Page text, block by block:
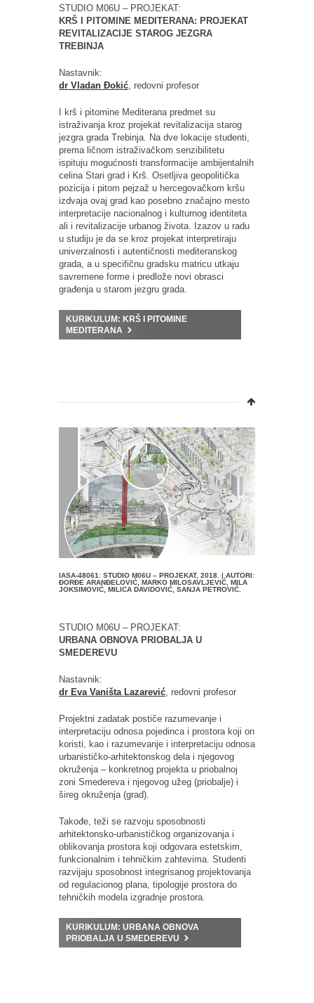
STUDIO M06U – PROJEKAT:
KRŠ I PITOMINE MEDITERANA: PROJEKAT
REVITALIZACIJE STAROG JEZGRA
TREBINJA
Nastavnik:
dr Vladan Đokić , redovni profesor
I krš i pitomine Mediterana predmet su
istraživanja kroz projekat revitalizacija starog
jezgra grada Trebinja. Na dve lokacije studenti,
prema ličnom istraživačkom senzibilitetu
ispituju mogućnosti transformacije ambijentalnih
celina Stari grad i Krš. Osetljiva geopolitička
pozicija i pitom pejzaž u hercegovačkom kršu
izdvaja ovaj grad kao posebno značajno mesto
interpretacije nacionalnog i kulturnog identiteta
ali i revitalizacije urbanog života. Izazov u radu
u studiju je da se kroz projekat interpretiraju
univerzalnosti i autentičnosti mediteranskog
grada, a u specifičnu gradsku matricu utkaju
savremene forme i predlože novi obrasci
građenja u starom jezgru grada.
KURIKULUM: KRŠ I PITOMINE
MEDITERANA
IASA-48061: STUDIO M06U – PROJEKAT, 2018. | AUTORI:
ĐORĐE ARANĐELOVIĆ, MARKO MILOSAVLJEVIĆ, MILA
JOKSIMOVIĆ, MILICA DAVIDOVIĆ, SANJA PETROVIĆ.
STUDIO M06U – PROJEKAT:
URBANA OBNOVA PRIOBALJA U
SMEDEREVU
Nastavnik:
dr Eva Vaništa Lazarević, redovni profesor
Projektni zadatak postiče razumevanje i
interpretaciju odnosa pojedinca i prostora koji on
koristi, kao i razumevanje i interpretaciju odnosa
urbanističko-arhitektonskog dela i njegovog
okruženja – konkretnog projekta u priobalnoj
zoni Smedereva i njegovog užeg (priobalje) i
šireg okruženja (grad).
Takođe, teži se razvoju sposobnosti
arhitektonsko-urbanističkog organizovanja i
oblikovanja prostora koji odgovara estetskim,
funkcionalnim i tehničkim zahtevima. Studenti
razvijaju sposobnost integrisanog projektovanja
od regulacionog plana, tipologije prostora do
tehničkih modela izgradnje prostora.
KURIKULUM: URBANA OBNOVA
PRIOBALJA U SMEDEREVU